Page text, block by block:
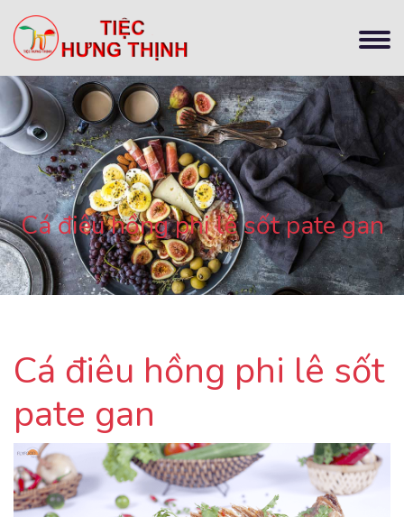
Cá điêu hồng phi lê sốt pate gan
Cá điêu hồng phi lê sốt
pate gan